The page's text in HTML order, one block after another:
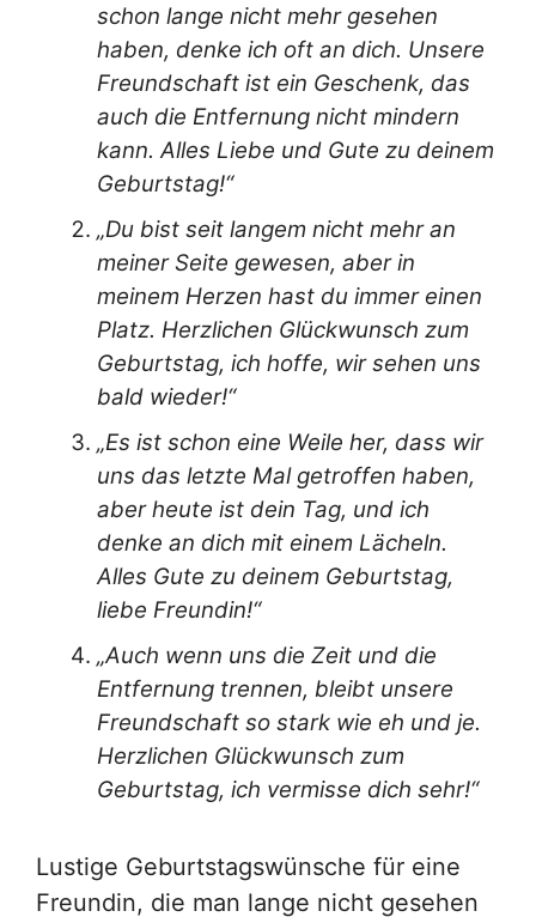
schon lange nicht mehr gesehen
haben, denke ich oft an dich. Unsere
Freundschaft ist ein Geschenk, das
auch die Entfernung nicht mindern
kann. Alles Liebe und Gute zu deinem
Geburtstag!“
„Du bist seit langem nicht mehr an
meiner Seite gewesen, aber in
meinem Herzen hast du immer einen
Platz. Herzlichen Glückwunsch zum
Geburtstag, ich hoffe, wir sehen uns
bald wieder!“
„Es ist schon eine Weile her, dass wir
uns das letzte Mal getroffen haben,
aber heute ist dein Tag, und ich
denke an dich mit einem Lächeln.
Alles Gute zu deinem Geburtstag,
liebe Freundin!“
„Auch wenn uns die Zeit und die
Entfernung trennen, bleibt unsere
Freundschaft so stark wie eh und je.
Herzlichen Glückwunsch zum
Geburtstag, ich vermisse dich sehr!“
Lustige Geburtstagswünsche für eine
Freundin, die man lange nicht gesehen